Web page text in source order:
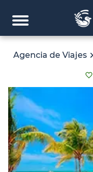
Agencia de Viajes